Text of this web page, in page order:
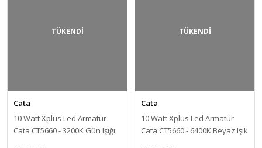
TÜKENDİ
Cata
10 Watt Xplus Led Armatür
Cata CT5660 - 3200K Gün Işığı
TÜKENDİ
Cata
10 Watt Xplus Led Armatür
Cata CT5660 - 6400K Beyaz Işık